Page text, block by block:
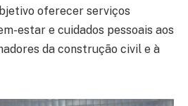
oferecer serviços
estar e cuidados pessoais aos
da construção civil e à